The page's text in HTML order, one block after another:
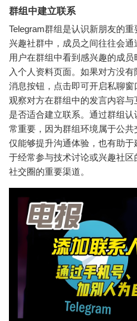
群组中建立联系
Telegram群组是认识新朋友的
兴趣社群中，成员之间往往会
用户在群组中看到感兴趣的成
入个人资料页面。如果对方没
消息按钮，点击即可开启私聊
观察对方在群组中的发言内容
是否适合建立联系。通过群组
常重要，因为群组环境属于公
仅能够提升沟通体验，也有助
于经常参与技术讨论或兴趣社
社交圈的重要渠道。